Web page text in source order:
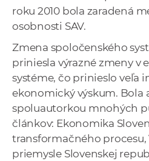
roku 2010 bola zaradená
osobnosti SAV.
Zmena spoločenského
priniesla výrazné zmeny v
systéme, čo prinieslo veľa
ekonomický výskum. Bola
spoluautorkou mnohých
článkov: Ekonomika
transformačného
priemysle Slovenskej